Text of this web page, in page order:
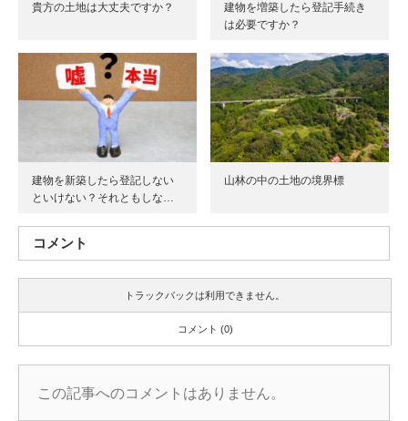
貴方の土地は大丈夫ですか？
建物を増築したら登記手続き
は必要ですか？
建物を新築したら登記しない
といけない？それともしな…
山林の中の土地の境界標
コメント
トラックバックは利用できません。
コメント (0)
この記事へのコメントはありません。